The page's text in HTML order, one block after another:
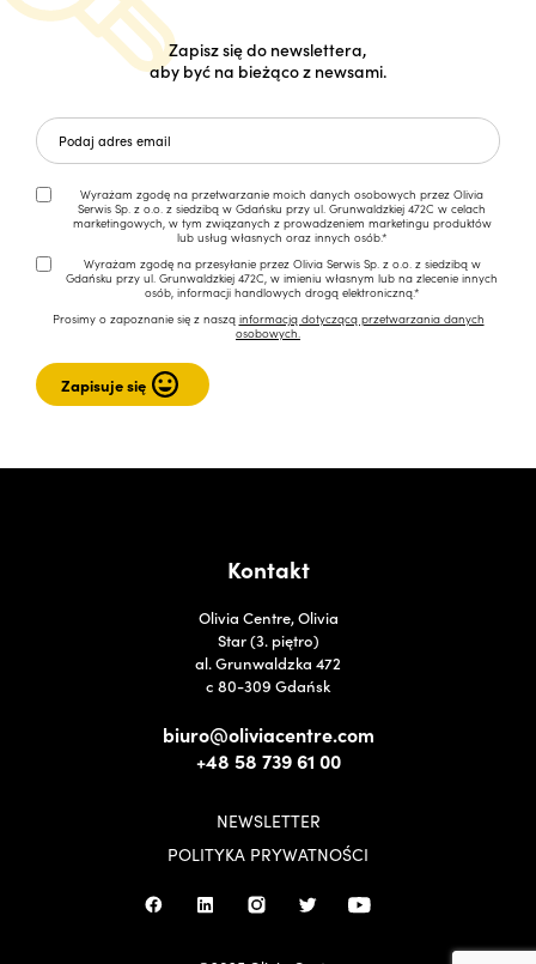
Zapisz się do newslettera,
aby być na bieżąco z newsami.
Wyrażam zgodę na przetwarzanie moich danych osobowych przez Olivia
Serwis Sp. z o.o. z siedzibą w Gdańsku przy ul. Grunwaldzkiej 472C w celach
marketingowych, w tym związanych z prowadzeniem marketingu produktów
lub usług własnych oraz innych osób.*
Wyrażam zgodę na przesyłanie przez Olivia Serwis Sp. z o.o. z siedzibą w
Gdańsku przy ul. Grunwaldzkiej 472C, w imieniu własnym lub na zlecenie innych
osób, informacji handlowych drogą elektroniczną.*
Prosimy o zapoznanie się z naszą informacją dotyczącą przetwarzania danych
osobowych.
Kontakt
Olivia Centre, Olivia
Star (3. piętro)
al. Grunwaldzka 472
c 80-309 Gdańsk
biuro@oliviacentre.com
+48 58 739 61 00
NEWSLETTER
POLITYKA PRYWATNOŚCI